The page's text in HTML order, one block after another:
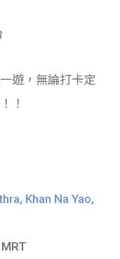
遊，無論打卡定
！
Khan Na Yao,